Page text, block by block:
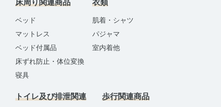
床周り関連商品
ベッド
マットレス
ベッド付属品
床ずれ防止・体位変換
寝具
衣類
肌着・シャツ
パジャマ
室内着他
トイレ及び排泄関連 歩行関連商品